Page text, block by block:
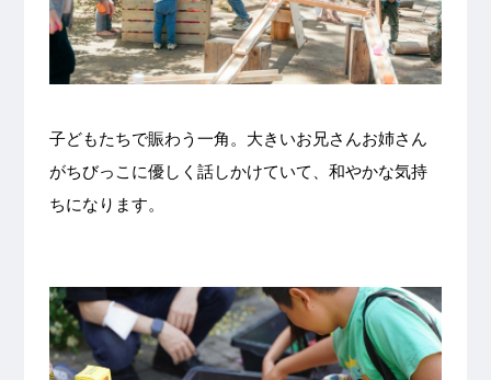
子どもたちで賑わう一角。大きいお兄さんお姉さん
がちびっこに優しく話しかけていて、和やかな気持
ちになります。